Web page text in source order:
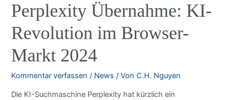
Perplexity Übernahme: KI-
Revolution im Browser-
Markt 2024
Kommentar verfassen / News / VonC.H. Nguyen
Die KI-Suchmaschine Perplexity hat kürzlich ein